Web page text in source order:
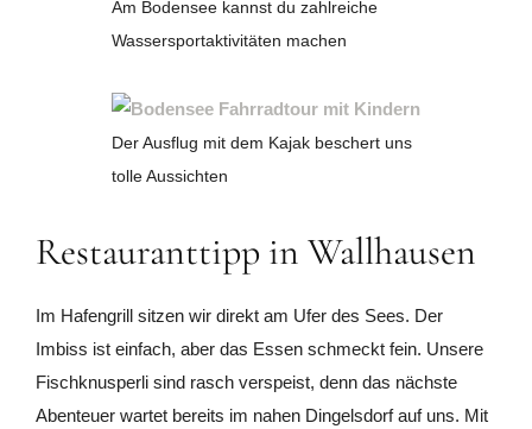
Am Bodensee kannst du zahlreiche
Wassersportaktivitäten machen
Der Ausflug mit dem Kajak beschert uns
tolle Aussichten
Restauranttipp in Wallhausen
Im Hafengrill sitzen wir direkt am Ufer des Sees. Der
Imbiss ist einfach, aber das Essen schmeckt fein. Unsere
Fischknusperli sind rasch verspeist, denn das nächste
Abenteuer wartet bereits im nahen Dingelsdorf auf uns. Mit